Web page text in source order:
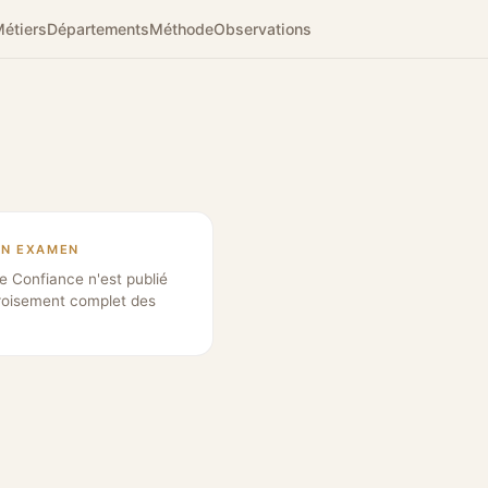
DépartementsMéthodeObservations
EXAMEN
Confiance n'est publié
complet des